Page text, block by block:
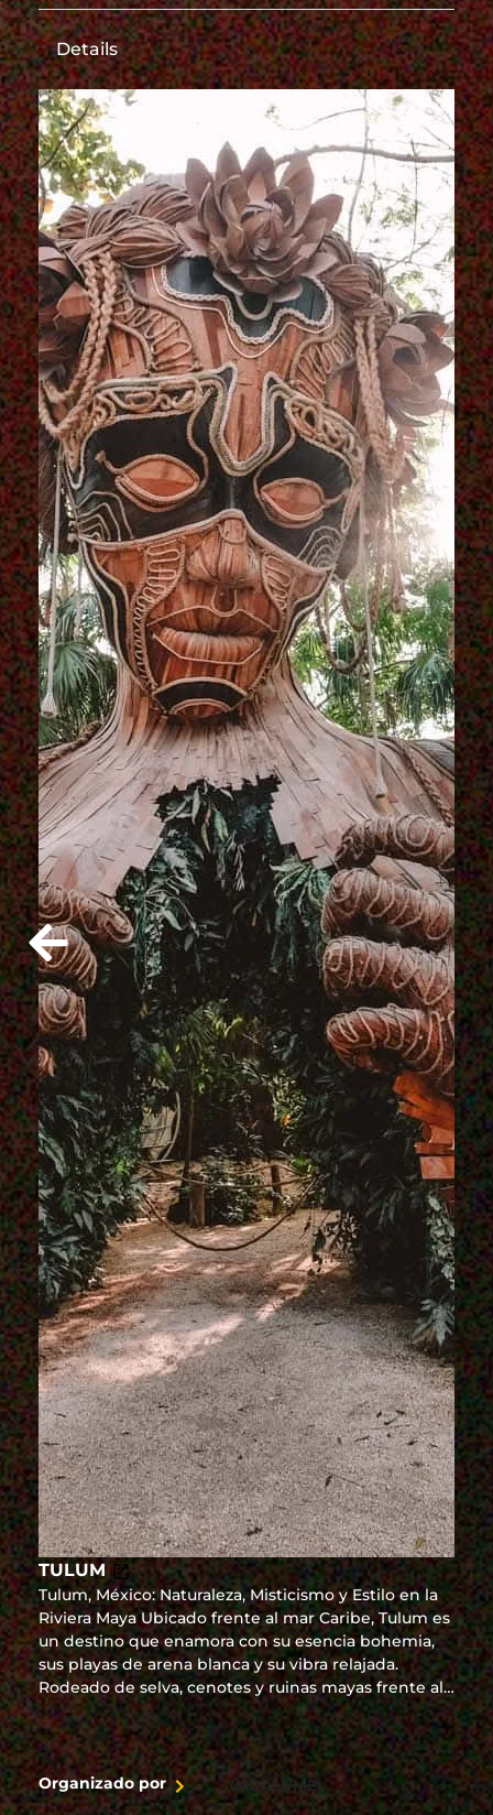
Details
TULUM
Tulum, México: Naturaleza, Misticismo y Estilo en la
Riviera Maya Ubicado frente al mar Caribe, Tulum es
un destino que enamora con su esencia bohemia,
sus playas de arena blanca y su vibra relajada.
Rodeado de selva, cenotes y ruinas mayas frente al
mar, ofrece una conexión única entre naturaleza,
cultura y bienestar. Desde sus exclusivos beach
clubs y hoteles boutique hasta experiencias como
yoga al amanecer o cenas bajo las estrellas, Tulum
es sinónimo de estilo consciente y lujo descalzo.
Organizado por VAGALUME